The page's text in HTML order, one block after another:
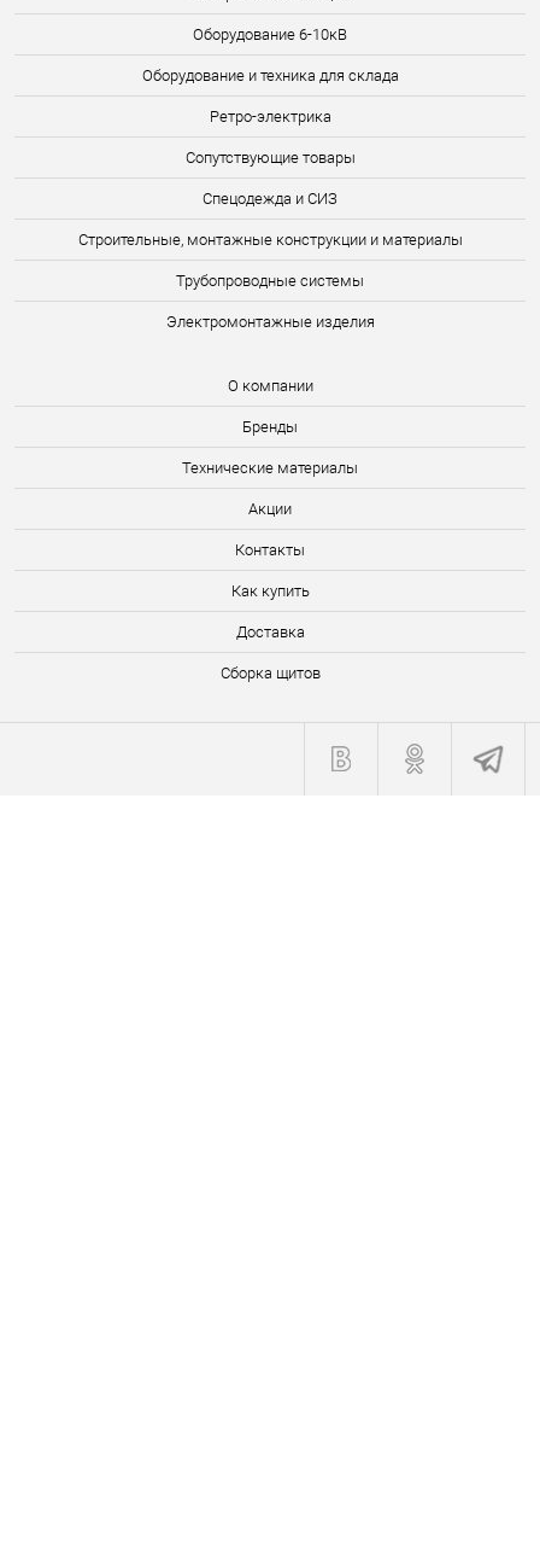
Оборудование 6-10кВ
Оборудование и техника для склада
Ретро-электрика
Сопутствующие товары
Спецодежда и СИЗ
Строительные, монтажные конструкции и материалы
Трубопроводные системы
Электромонтажные изделия
О компании
Бренды
Технические материалы
Акции
Контакты
Как купить
Доставка
Сборка щитов